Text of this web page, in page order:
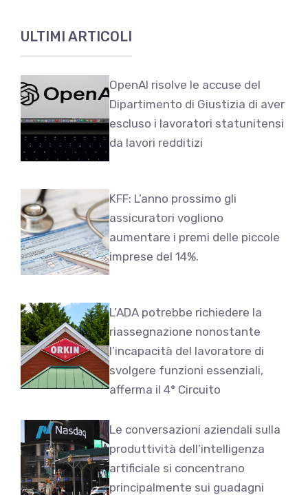
ULTIMI ARTICOLI
OpenAI risolve le accuse del
Dipartimento di Giustizia di aver
escluso i lavoratori statunitensi
da lavori redditizi
KFF: L’anno prossimo gli
assicuratori vogliono
aumentare i premi delle piccole
imprese del 14%.
L’ADA potrebbe richiedere la
riassegnazione nonostante
l’incapacità del lavoratore di
svolgere funzioni essenziali,
afferma il 4° Circuito
Le conversazioni aziendali sulla
produttività dell’intelligenza
artificiale si concentrano
principalmente sui guadagni